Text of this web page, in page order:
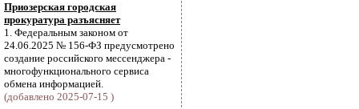
Приозерская городская
прокуратура разъясняет
1. Федеральным законом от
24.06.2025 № 156-ФЗ предусмотрено
создание российского мессенджера -
многофункционального сервиса
обмена информацией.
(добавлено 2025-07-15 )